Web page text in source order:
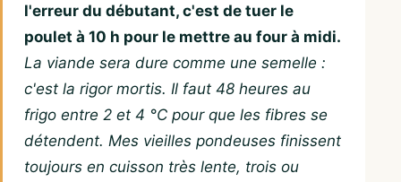
l'erreur du débutant, c'est de tuer le
poulet à 10 h pour le mettre au four à midi.
La viande sera dure comme une semelle :
c'est la rigor mortis. Il faut 48 heures au
frigo entre 2 et 4 °C pour que les fibres se
détendent. Mes vieilles pondeuses finissent
toujours en cuisson très lente, trois ou